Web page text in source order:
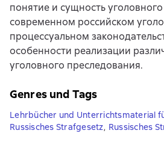
понятие и сущность
современном российском
процессуальном
особенности реализации
уголовного преследования.
Genres und Tags
Lehrbücher und Unterrichtsmaterial
Russisches Strafgesetz, Russisches